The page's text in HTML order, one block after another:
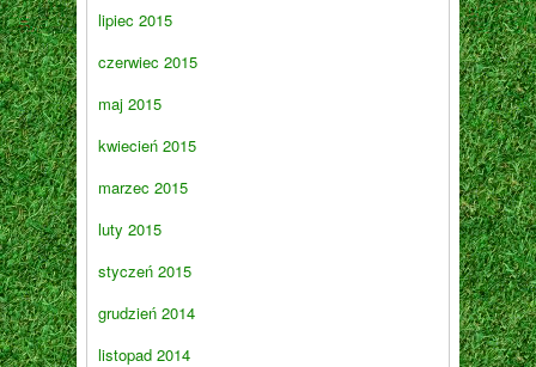
lipiec 2015
czerwiec 2015
maj 2015
kwiecień 2015
marzec 2015
luty 2015
styczeń 2015
grudzień 2014
listopad 2014